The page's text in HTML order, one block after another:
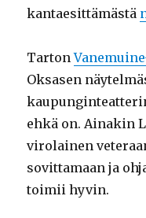
kantaesittämästä
Tarton
Oksasen
ehkä on. Ainakin
virolainen
sovittamaan ja
toimii hyvin.